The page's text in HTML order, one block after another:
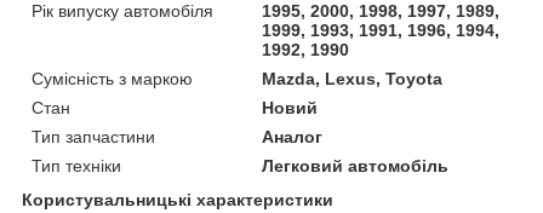
Рік випуску автомобіля
1995, 2000, 1998, 1997, 1989,
1999, 1993, 1991, 1996, 1994,
1992, 1990
Сумісність з маркою
Mazda, Lexus, Toyota
Стан
Новий
Тип запчастини
Аналог
Тип техніки
Легковий автомобіль
Користувальницькі характеристики